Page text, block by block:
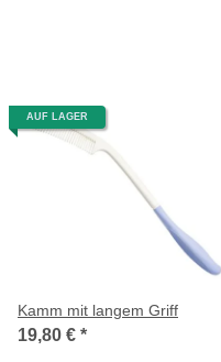
AUF LAGER
Kamm mit langem Griff
19,80 € *